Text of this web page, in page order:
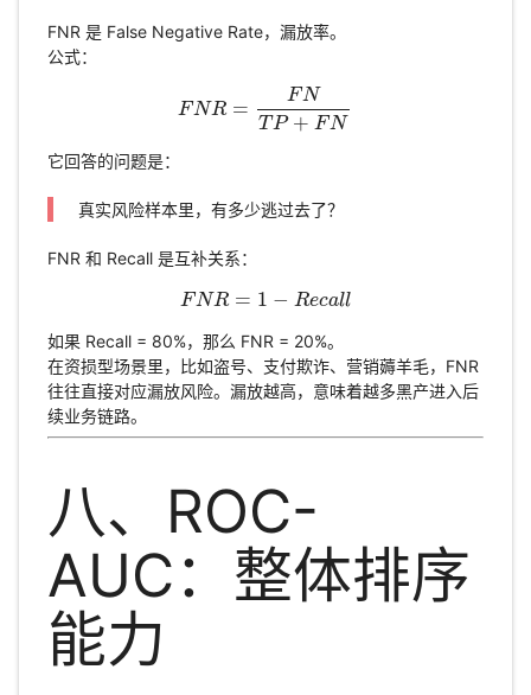
FNR 是 False Negative Rate，漏放率。
公式：
FNR =
FN
T P + FN
FN R= FNTP+FN
它回答的问题是：
真实风险样本里，有多少逃过去了？
FNR 和 Recall 是互补关系：
FNR = 1 − Recall
FN R= 1− Re call
如果 Recall = 80%，那么 FNR = 20%。
在资损型场景里，比如盗号、支付欺诈、营销薅羊毛，FNR
往往直接对应漏放风险。漏放越高，意味着越多黑产进入后
续业务链路。
八、ROC-
AUC：整体排序
能力